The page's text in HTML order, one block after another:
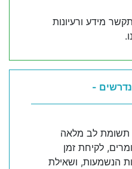
מידע ורעיונות
-
תשומת לב מלאה
לקיחת זמן
הנשמעות, ושאילת